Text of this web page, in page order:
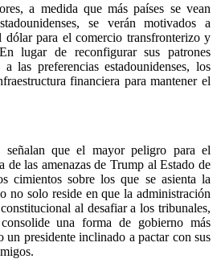
a medida que más países se vean
se verán motivados a
dólar para el comercio transfronterizo y
lugar de reconfigurar sus patrones
a las preferencias estadounidenses, los
financiera para mantener el
que el mayor peligro para el
las amenazas de Trump al Estado de
cimientos sobre los que se asienta la
no solo reside en que la administración
al desafiar a los tribunales,
una forma de gobierno más
un presidente inclinado a pactar con sus